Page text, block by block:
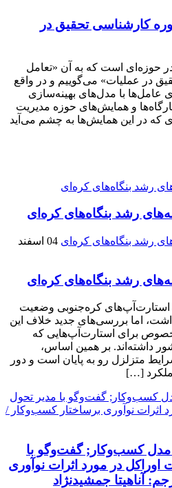
کارشناسی تحقیق در
حوزه‌ای است که به آن «تعامل
در عملیات» می‌گوییم و در واقع
عامل‌ها با مدل‌های بهینه‌سازی
و همایش‌های حوزه مدیریت
که در این همایش‌ها به چشم می‌آید
رشد بنگاه‌های کره‌ای‌
04 اسفند
رشد بنگاه‌های کره‌ای‌
استارت‌آپ‌های کره‌جنوبی وضعیت
نخواهند داشت، اما بررسی‌های جدید خلاف این
برای استارت‌آپ‌هایی که
داشته‌اند. بر همین اساس،
متزلزل رو به پایان است و دور
[…]
مدل کسب‌و‌کار; گفت‌وگو با
در مورد اثرات نوآوری
آناهیتا جمشیدنژاد